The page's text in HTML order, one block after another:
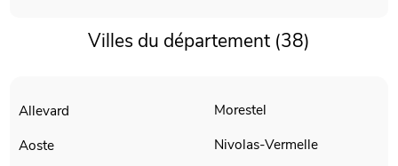
Villes du département (38)
Allevard
Aoste
Morestel
Nivolas-Vermelle